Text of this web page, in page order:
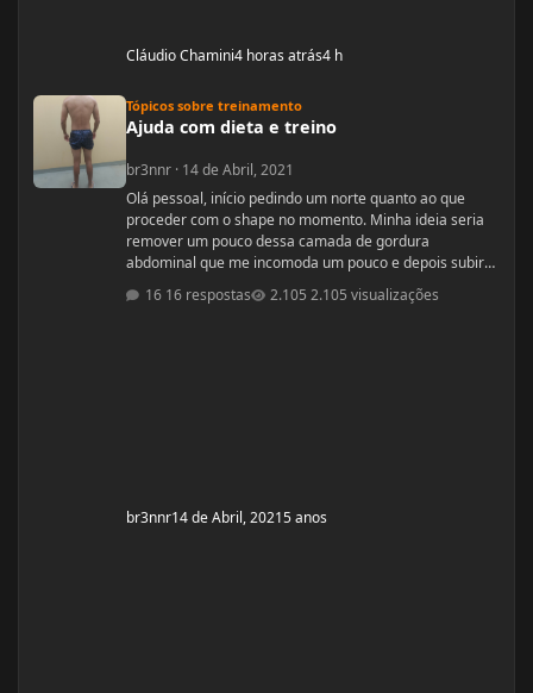
Cláudio Chamini4 horas atrás4 h
Tópicos sobre treinamento
Ajuda com dieta e treino
br3nnr · 14 de Abril, 2021
Olá pessoal, início pedindo um norte quanto ao que
proceder com o shape no momento. Minha ideia seria
remover um pouco dessa camada de gordura
abdominal que me incomoda um pouco e depois subir
ajudar! Idade: 24 Altura: 187 Peso: 80
16 respostas 2.105 visualizações
br3nnr14 de Abril, 20215 anos